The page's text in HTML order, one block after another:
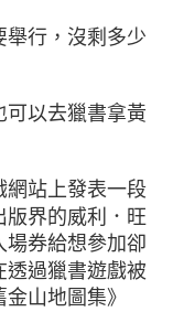
舉行，沒剩多少
可以去獵書拿黃
網站上發表一段
版界的威利．旺
場券給想參加卻
透過獵書遊戲被
山地圖集》